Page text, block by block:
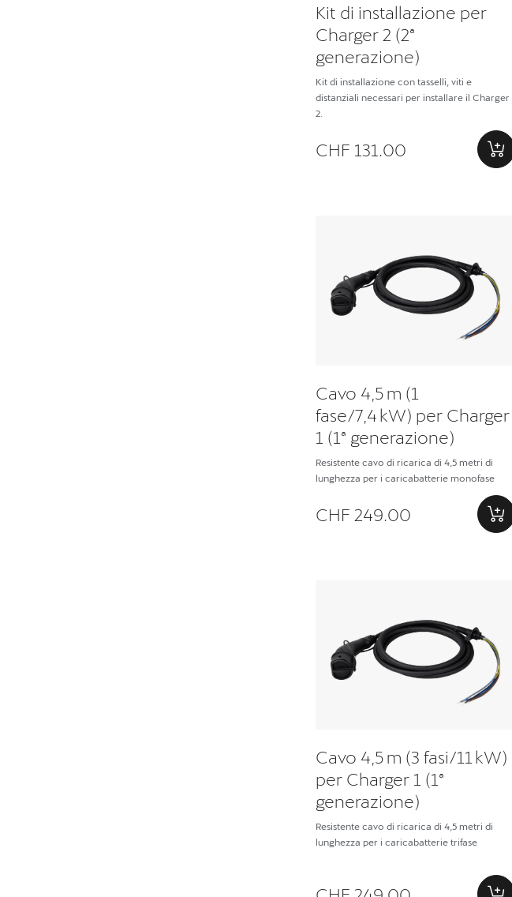
Kit di installazione per
Charger 2 (2ª
generazione)
Kit di installazione con tasselli, viti e
distanziali necessari per installare il Charger
2.
CHF 131.00
Cavo 4,5 m (1
fase/7,4 kW) per Charger
1 (1ª generazione)
Resistente cavo di ricarica di 4,5 metri di
lunghezza per i caricabatterie monofase
CHF 249.00
Cavo 4,5 m (3 fasi/11 kW)
per Charger 1 (1ª
generazione)
Resistente cavo di ricarica di 4,5 metri di
lunghezza per i caricabatterie trifase